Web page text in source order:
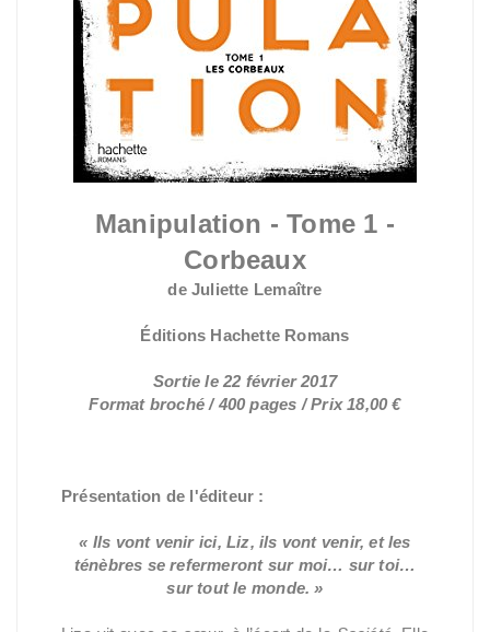
Manipulation - Tome 1 -
Corbeaux
de Juliette Lemaître
Éditions Hachette Romans
Sortie le 22 février 2017
Format broché / 400 pages / Prix 18,00 €
Présentation de l'éditeur :
« Ils vont venir ici, Liz, ils vont venir, et les
ténèbres se refermeront sur moi… sur toi…
sur tout le monde. »